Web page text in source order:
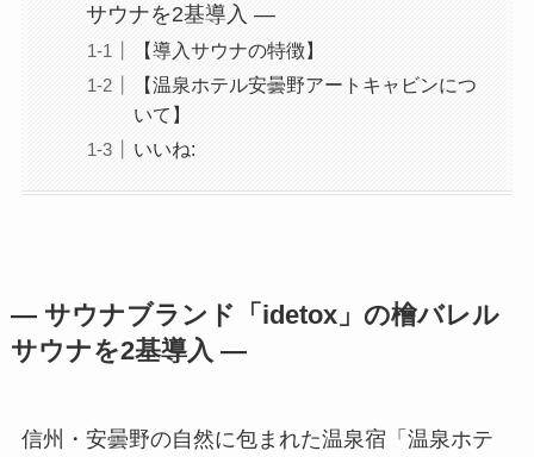
サウナを2基導入 ―
【導入サウナの特徴】
【温泉ホテル安曇野アートキャビンにつ
いて】
いいね:
― サウナブランド「idetox」の檜バレル
サウナを2基導入 ―
信州・安曇野の自然に包まれた温泉宿「温泉ホテ